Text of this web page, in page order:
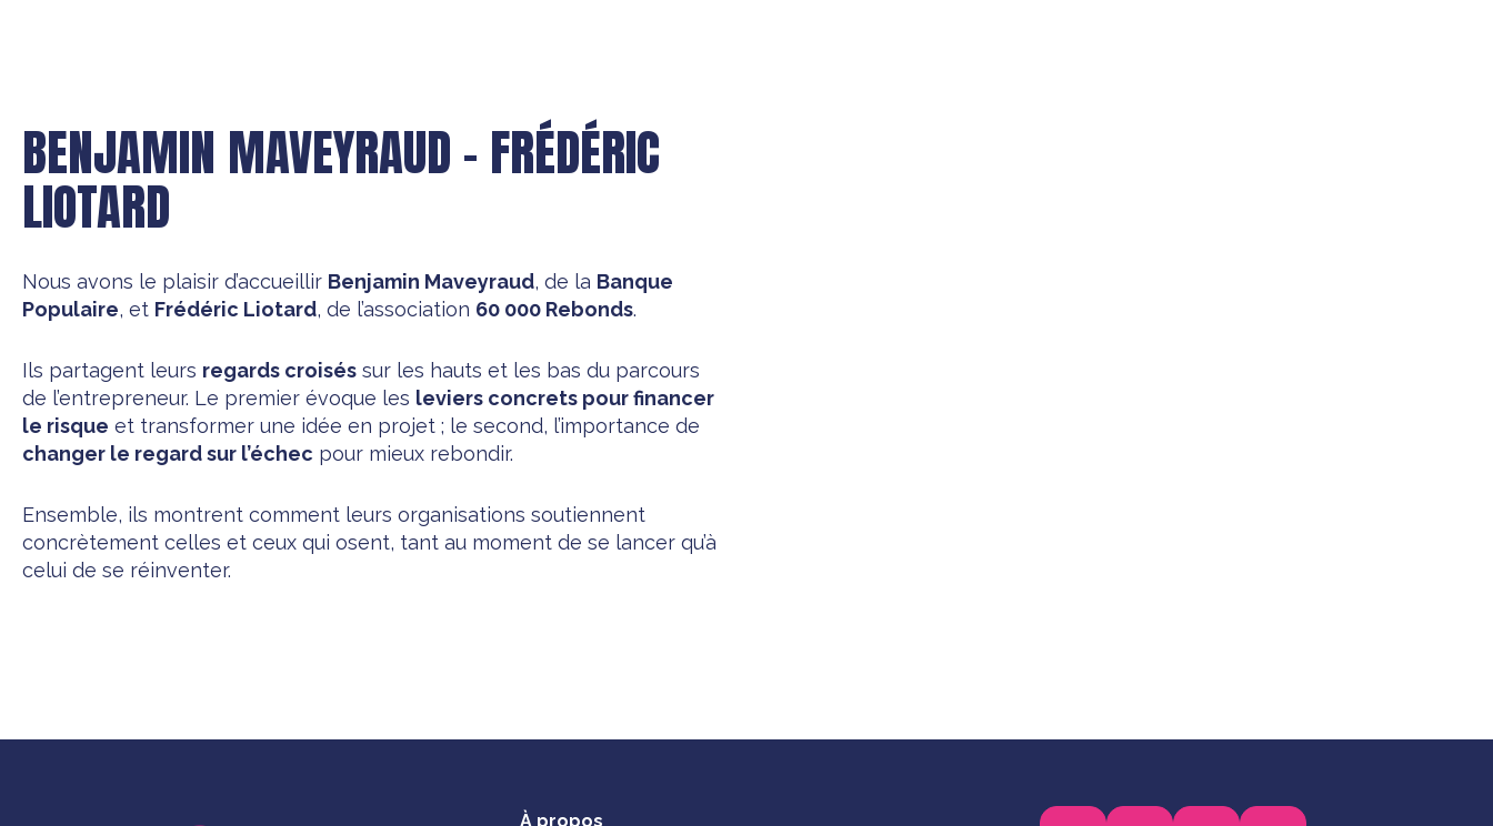
BENJAMIN MAVEYRAUD – FRÉDÉRIC
LIOTARD
Nous avons le plaisir d’accueillir Benjamin Maveyraud, de la Banque
Populaire, et Frédéric Liotard, de l’association 60 000 Rebonds.
Ils partagent leurs regards croisés sur les hauts et les bas du parcours
de l’entrepreneur. Le premier évoque les leviers concrets pour financer
le risque et transformer une idée en projet ; le second, l’importance de
changer le regard sur l’échec pour mieux rebondir.
Ensemble, ils montrent comment leurs organisations soutiennent
concrètement celles et ceux qui osent, tant au moment de se lancer qu’à
celui de se réinventer.
À propos